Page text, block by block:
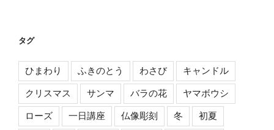
タグ
ひまわり ふきのとう わさび キャンドル
クリスマス サンマ バラの花 ヤマボウシ
ローズ 一日講座 仏像彫刻 冬 初夏